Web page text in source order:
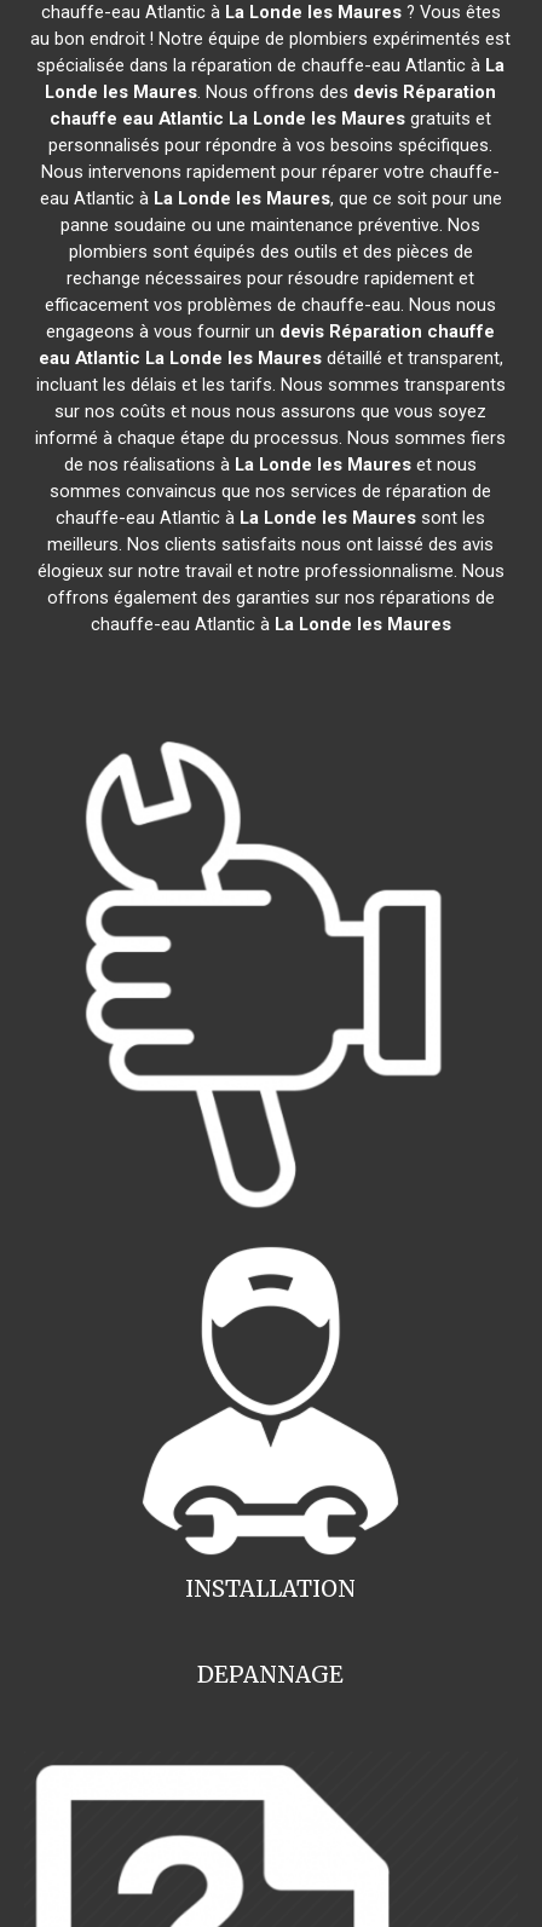
chauffe-eau Atlantic à La Londe les Maures? Vous êtes
au bon endroit ! Notre équipe de plombiers expérimentés est
spécialisée dans la réparation de chauffe-eau Atlantic à La
Londe les Maures. Nous offrons des devis Réparation
chauffe eau Atlantic La Londe les Maures gratuits et
personnalisés pour répondre à vos besoins spécifiques.
Nous intervenons rapidement pour réparer votre chauffe-
eau Atlantic à La Londe les Maures, que ce soit pour une
panne soudaine ou une maintenance préventive. Nos
plombiers sont équipés des outils et des pièces de
rechange nécessaires pour résoudre rapidement et
efficacement vos problèmes de chauffe-eau. Nous nous
engageons à vous fournir un devis Réparation chauffe
eau Atlantic La Londe les Mauresdétaillé et transparent,
incluant les délais et les tarifs. Nous sommes transparents
sur nos coûts et nous nous assurons que vous soyez
informé à chaque étape du processus. Nous sommes fiers
de nos réalisations à La Londe les Maures et nous
sommes convaincus que nos services de réparation de
chauffe-eau Atlantic à La Londe les Maures sont les
meilleurs. Nos clients satisfaits nous ont laissé des avis
élogieux sur notre travail et notre professionnalisme. Nous
offrons également des garanties sur nos réparations de
chauffe-eau Atlantic à La Londe les Maures
INSTALLATION
DEPANNAGE